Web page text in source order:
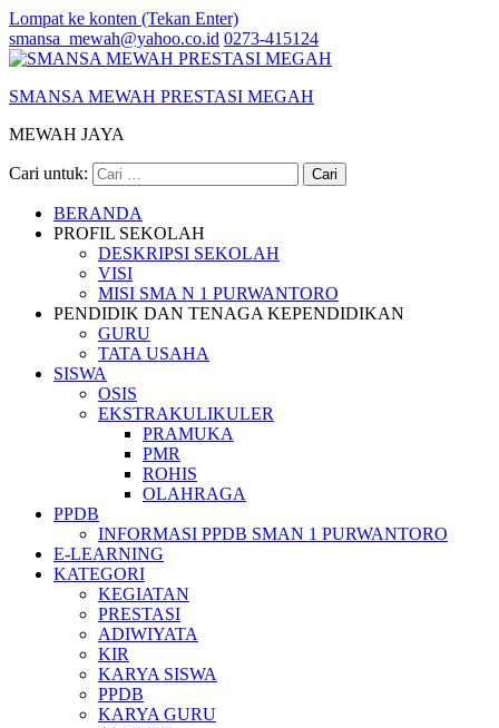
Lompat ke konten (Tekan Enter)
smansa_mewah@yahoo.co.id 0273-415124
SMANSA MEWAH PRESTASI MEGAH
MEWAH JAYA
Cari untuk:
BERANDA
PROFIL SEKOLAH
DESKRIPSI SEKOLAH
VISI
MISI SMA N 1 PURWANTORO
PENDIDIK DAN TENAGA KEPENDIDIKAN
GURU
TATA USAHA
SISWA
OSIS
EKSTRAKULIKULER
PRAMUKA
PMR
ROHIS
OLAHRAGA
PPDB
INFORMASI PPDB SMAN 1 PURWANTORO
E-LEARNING
KATEGORI
KEGIATAN
PRESTASI
ADIWIYATA
KIR
KARYA SISWA
PPDB
KARYA GURU